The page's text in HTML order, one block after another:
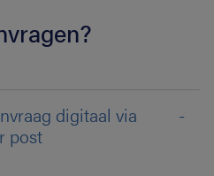
digitaal via
post